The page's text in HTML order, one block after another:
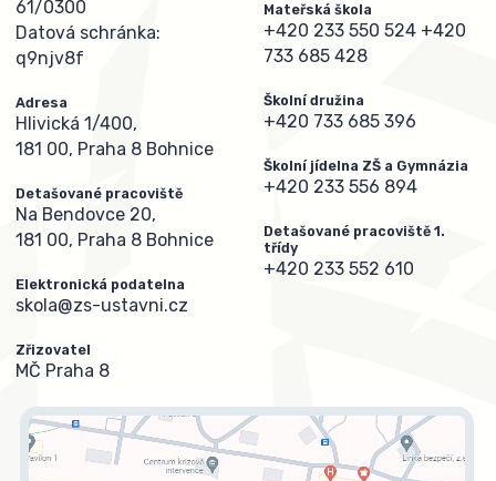
61/0300
Datová schránka:
q9njv8f
Adresa
Hlivická 1/400,
181 00, Praha 8 Bohnice
Detašované pracoviště
Na Bendovce 20,
181 00, Praha 8 Bohnice
Elektronická podatelna
skola@zs-ustavni.cz
Zřizovatel
MČ Praha 8
Mateřská škola
+420 233 550 524 +420
733 685 428
Školní družina
+420 733 685 396
Školní jídelna ZŠ a Gymnázia
+420 233 556 894
Detašované pracoviště 1.
třídy
+420 233 552 610